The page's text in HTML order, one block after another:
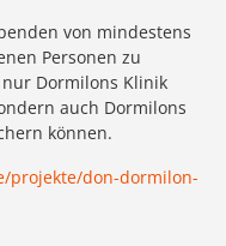
von mindestens
Personen zu
Dormilons Klinik
auch Dormilons
können.
projekte/don-dormilon-